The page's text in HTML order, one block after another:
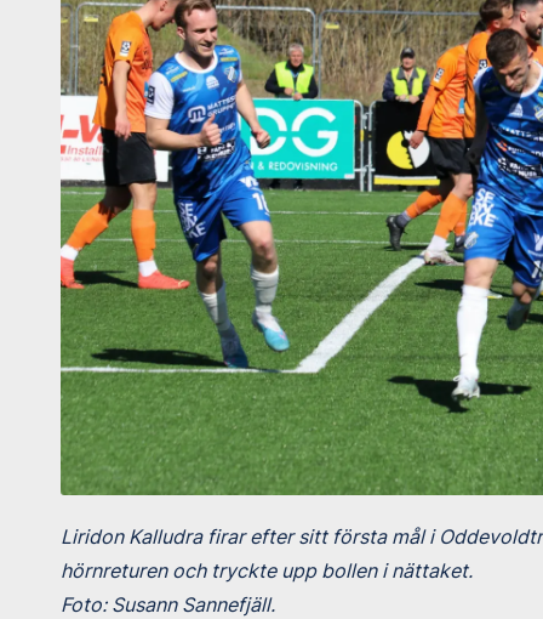
Liridon Kalludra firar efter sitt första mål i
hörnreturen och tryckte upp bollen i nättaket.
Foto: Susann Sannefjäll.